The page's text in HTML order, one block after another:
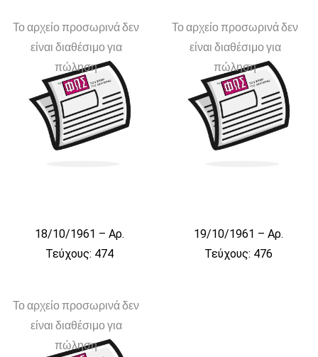
Το αρχείο προσωρινά δεν
είναι διαθέσιμο για
πώληση
18/10/1961 – Αρ.
Τεύχους: 474
Το αρχείο προσωρινά δεν
είναι διαθέσιμο για
πώληση
19/10/1961 – Αρ.
Τεύχους: 476
Το αρχείο προσωρινά δεν
είναι διαθέσιμο για
πώληση